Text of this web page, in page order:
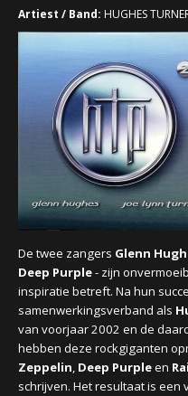
Artiest / Band: HUGHES
De twee zangers Glenn
Deep Purple- zijn
inspiratie betreft. Na hun
samenwerkingsverband als
van voorjaar 2002 en de
hebben deze rockgiganten
Zeppelin, Deep Purpleen
schrijven. Het resultaat is